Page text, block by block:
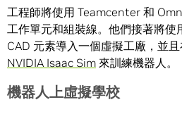
工程師將使用 Teamcenter 和
工作單元和組裝線。他們接著將
CAD 元素導入一個虛擬工廠，並
NVIDIA Isaac Sim 來訓練機器人。
機器人上虛擬學校